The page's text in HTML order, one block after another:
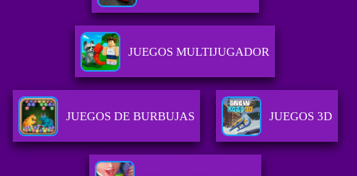
JUEGOS MULTIJUGADOR
JUEGOS DE BURBUJAS JUEGOS 3D